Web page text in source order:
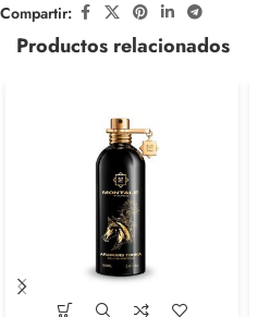
Compartir:
Productos relacionados